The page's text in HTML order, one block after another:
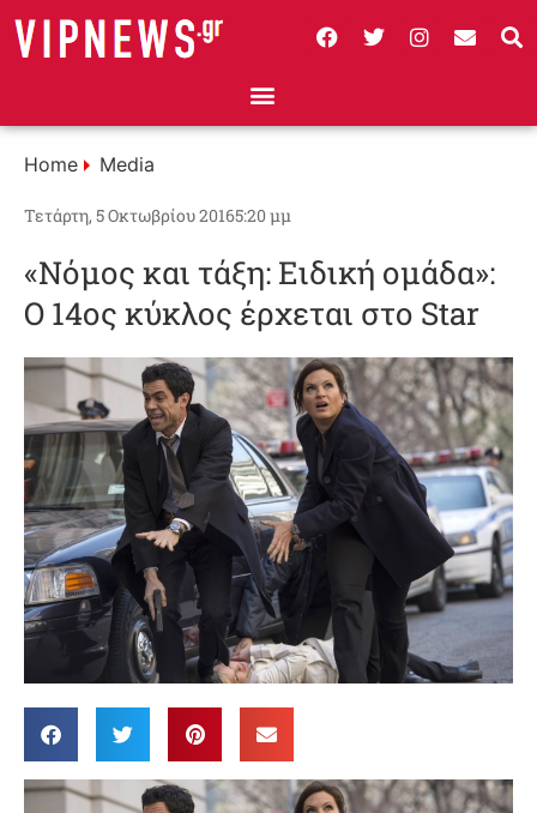
Home Media
Τετάρτη, 5 Οκτωβρίου 20165:20 μμ
«Νόμος και τάξη: Ειδική ομάδα»:
Ο 14ος κύκλος έρχεται στο Star